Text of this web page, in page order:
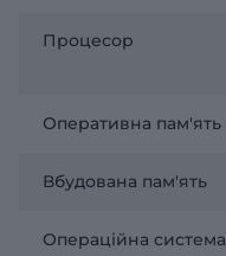
Процесор
Оперативна пам'ять
Вбудована пам'ять
Операційна система